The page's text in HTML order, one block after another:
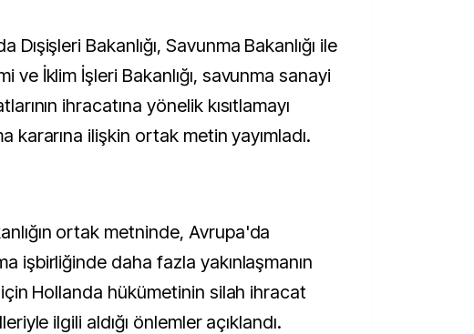
Dışişleri Bakanlığı, Savunma Bakanlığı ile
ve İklim İşleri Bakanlığı, savunma sanayi
ihracatına yönelik kısıtlamayı
kararına ilişkin ortak metin yayımladı.
ortak metninde, Avrupa'da
işbirliğinde daha fazla yakınlaşmanın
Hollanda hükümetinin silah ihracat
ilgili aldığı önlemler açıklandı.